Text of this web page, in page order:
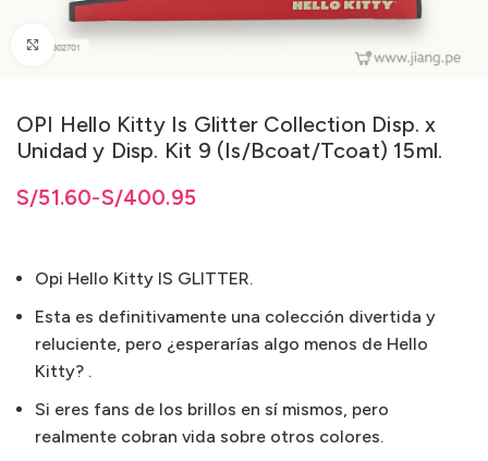
Clic para ampliar
OPI Hello Kitty Is Glitter Collection Disp. x
Unidad y Disp. Kit 9 (Is/Bcoat/Tcoat) 15ml.
S/51.60-S/400.95
hasta S/400.95
hastaS/400.95
Opi Hello Kitty IS GLITTER.
Esta es definitivamente una colección divertida y
reluciente, pero ¿esperarías algo menos de Hello
Kitty? .
Si eres fans de los brillos en sí mismos, pero
realmente cobran vida sobre otros colores.